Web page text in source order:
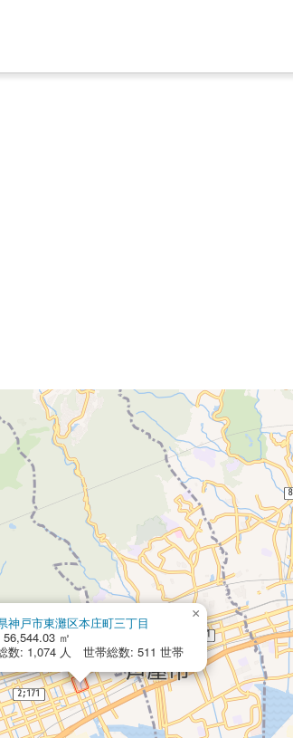
神戸市東灘区本庄町三丁目
㎡
数: 1,074 人 世帯総数: 511 世帯
×